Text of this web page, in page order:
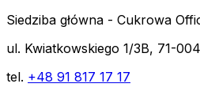
Siedziba główna - Cukrowa
ul. Kwiatkowskiego 1/3B, 71-
tel. +48 91 817 17 17